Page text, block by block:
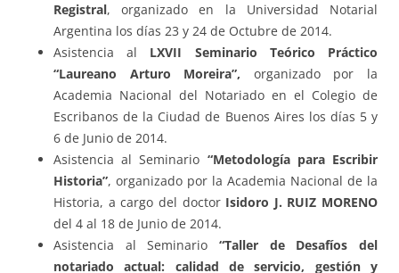
Registral, organizado en la Universidad Notarial
Argentina los días 23 y 24 de Octubre de 2014.
Asistencia al LXVII Seminario Teórico Práctico
“Laureano Arturo Moreira”, organizado por la
Academia Nacional del Notariado en el Colegio de
Escribanos de la Ciudad de Buenos Aires los días 5 y
6 de Junio de 2014.
Asistencia al Seminario “Metodología para Escribir
Historia”, organizado por la Academia Nacional de la
Historia, a cargo del doctor Isidoro J. RUIZ MORENO
del 4 al 18 de Junio de 2014.
Asistencia al Seminario “Taller de Desafíos del
notariado actual: calidad de servicio, gestión y